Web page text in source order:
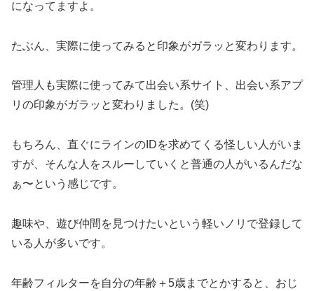
になってますよ。
たぶん、実際に使ってみると印象がガラッと変わります。
管理人も実際に使ってみて出会い系サイト、出会い系アプ
リの印象がガラッと変わりました。(笑)
もちろん、直ぐにラインのIDを求めてくる怪しい人がいま
すが、そんな人をスルーしていくと普通の人がいるんだな
ぁ〜という感じです。
趣味や、遊び仲間を見つけたいという軽いノリで登録して
いる人が多いです。
年齢フィルターを自分の年齢＋5歳までとかすると、おじ